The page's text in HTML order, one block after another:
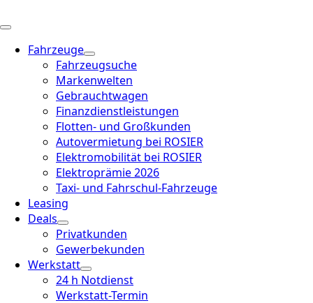
Fahrzeuge
Fahrzeugsuche
Markenwelten
Gebrauchtwagen
Finanzdienstleistungen
Flotten- und Großkunden
Autovermietung bei ROSIER
Elektromobilität bei ROSIER
Elektroprämie 2026
Taxi- und Fahrschul-Fahrzeuge
Leasing
Deals
Privatkunden
Gewerbekunden
Werkstatt
24 h Notdienst
Werkstatt-Termin